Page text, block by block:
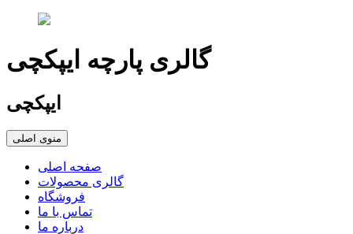
گالری پارچه ایپکچی
ایپکچی
منوی اصلی
صفحه اصلی
گالری محصولات
فروشگاه
تماس با ما
درباره ما